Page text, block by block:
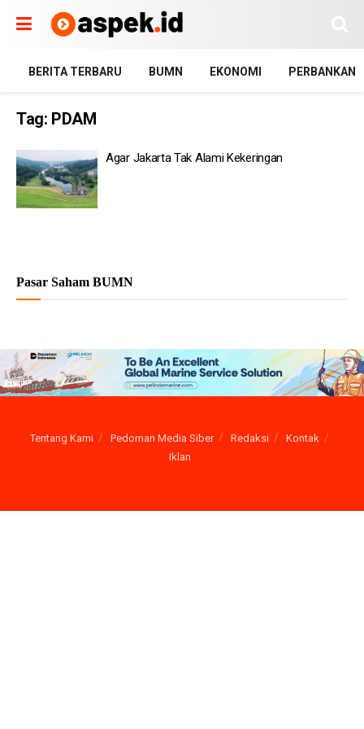
BERITA TERBARU BUMN EKONOMI PERBANKAN
Tag: PDAM
Agar Jakarta Tak Alami Kekeringan
Pasar Saham BUMN
Tentang Kami Pedoman Media Siber Redaksi
Kontak
Iklan